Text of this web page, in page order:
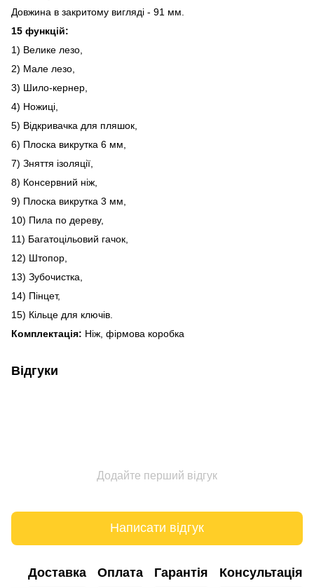
Довжина в закритому вигляді - 91 мм.
15 функцій:
1) Велике лезо,
2) Мале лезо,
3) Шило-кернер,
4) Ножиці,
5) Відкривачка для пляшок,
6) Плоска викрутка 6 мм,
7) Зняття ізоляції,
8) Консервний ніж,
9) Плоска викрутка 3 мм,
10) Пила по дереву,
11) Багатоцільовий гачок,
12) Штопор,
13) Зубочистка,
14) Пінцет,
15) Кільце для ключів.
Комплектація: Ніж, фірмова коробка
Відгуки
Додайте перший відгук
Написати відгук
Доставка Оплата Гарантія Консультація